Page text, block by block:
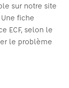
sur notre site
fiche
ECF, selon le
le problème